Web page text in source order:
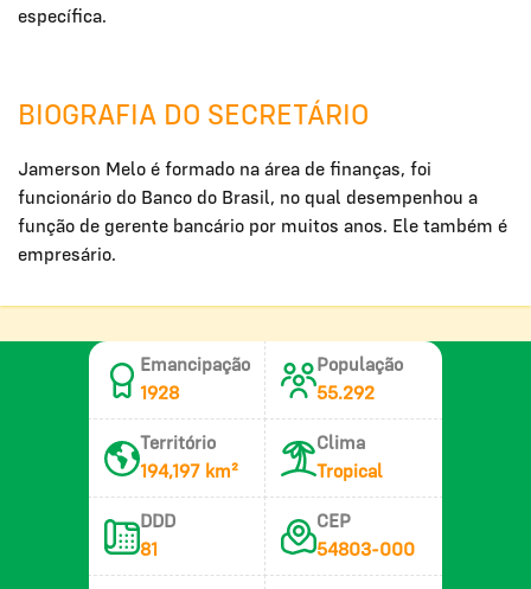
específica.
BIOGRAFIA DO SECRETÁRIO
Jamerson Melo é formado na área de finanças, foi
funcionário do Banco do Brasil, no qual desempenhou a
função de gerente bancário por muitos anos. Ele também é
empresário.
Emancipação
1928
População
55.292
Território
194,197 km²
Clima
Tropical
DDD
81
CEP
54803-000